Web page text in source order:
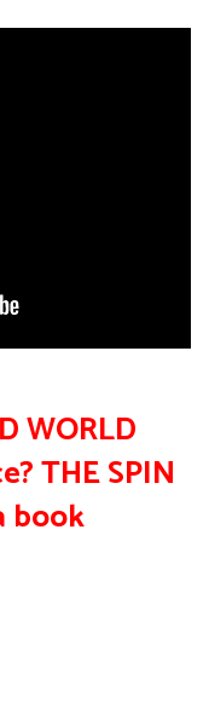
WORLD
THE SPIN
book